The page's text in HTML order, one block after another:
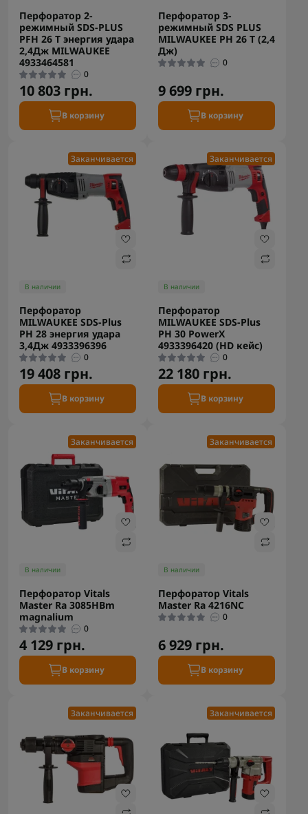
Перфоратор 2-
режимный SDS-PLUS
PFH 26 T энергия удара
2,4Дж MILWAUKEE
4933464581
0
10 803 грн.
В корзину
Перфоратор 3-
режимный SDS PLUS
MILWAUKEE PH 26 T (2,4
Дж)
0
9 699 грн.
В корзину
Заканчивается
В наличии
Перфоратор
MILWAUKEE SDS-Plus
PH 28 энергия удара
3,4Дж 4933396396
0
19 408 грн.
В корзину
Заканчивается
В наличии
Перфоратор
MILWAUKEE SDS-Plus
PH 30 PowerX
4933396420 (HD кейс)
0
22 180 грн.
В корзину
Заканчивается
В наличии
Перфоратор Vitals
Master Ra 3085HBm
magnalium
0
4 129 грн.
В корзину
Заканчивается
В наличии
Перфоратор Vitals
Master Ra 4216NC
0
6 929 грн.
В корзину
Заканчивается Заканчивается